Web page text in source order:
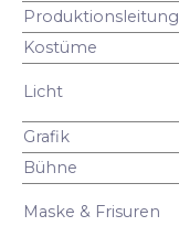
Produktionsleitung
Kostüme
Licht
Grafik
Bühne
Maske & Frisuren